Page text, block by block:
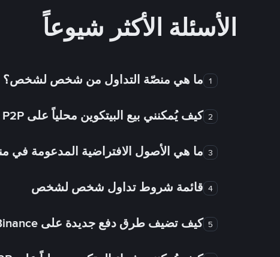
الأسئلة الأكثر شيوعاً
1 ما هي منصّة التداول من شخص لشخص؟
2 كيف يُمكنني بيع البيتكوين محلياً على Binance P2P؟
3 ما هي الأصول الافتراضية المدعومة
4 قائمة شروط تداول شخص لشخص
5 كيف تضيف طرق دفع جديدة على Binance شخص لشخص؟